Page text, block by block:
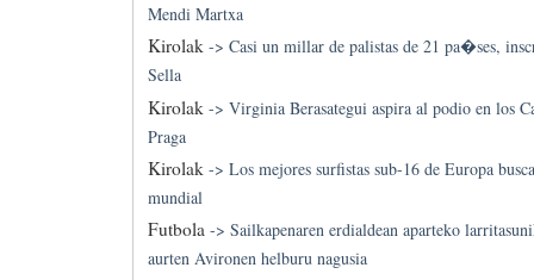
Mendi Martxa
Kirolak-> Casi un millar de palistas de 21 pa�ses,
Sella
Kirolak -> Virginia Berasategui aspira al podio en los
Praga
Kirolak-> Los mejores surfistas sub-16 de Europa
mundial
Futbola-> Sailkapenaren erdialdean aparteko
aurten Avironen helburu nagusia